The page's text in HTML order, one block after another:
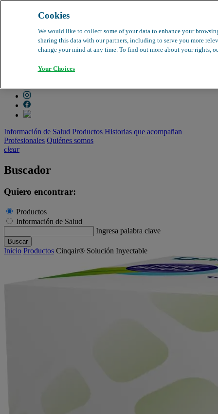
clear
Dirección médica
Farmacovigilancia
Buscador de productos
Información de Salud Productos Historias que acompañan
Profesionales Quiénes somos
clear
Buscador
Quiero encontrar:
Productos
Información de Salud
Ingresa palabra clave
Buscar
Inicio Productos Cinqair® Solución Inyectable
Cookies
We would like to collect some of your data to enhance your
sharing this data with our partners, including to serve you more
change your mind at any time. To find out more about your rights,
Your Choices